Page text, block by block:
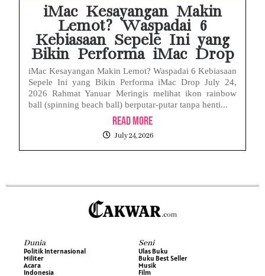
iMac Kesayangan Makin
Lemot? Waspadai 6
Kebiasaan Sepele Ini yang
Bikin Performa iMac Drop
iMac Kesayangan Makin Lemot? Waspadai 6 Kebiasaan
Sepele Ini yang Bikin Performa iMac Drop July 24,
2026 Rahmat Yanuar Meringis melihat ikon rainbow
ball (spinning beach ball) berputar-putar tanpa henti...
Read More
July 24, 2026
Dunia
Politik Internasional
Militer
Acara
Indonesia
Seni
Ulas Buku
Buku Best Seller
Musik
Film